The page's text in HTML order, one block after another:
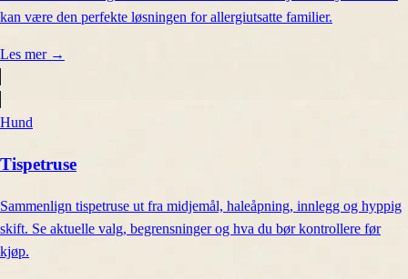
kan være den perfekte løsningen for allergiutsatte familier.
Les mer →
Hund
Tispetruse
Sammenlign tispetruse ut fra midjemål, haleåpning, innlegg og hyppig
skift. Se aktuelle valg, begrensninger og hva du bør kontrollere før
kjøp.